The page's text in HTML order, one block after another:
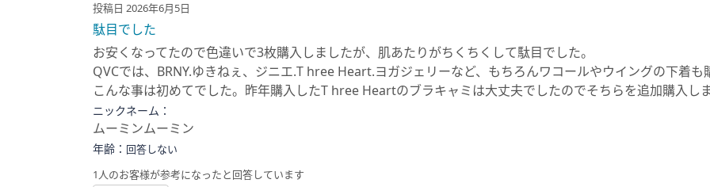
投稿日 2026年6月5日
駄目でした
お安くなってたので色違いで3枚購入しましたが、肌あたりがちくちくして駄目でした。
QVCでは、BRNY.ゆきねぇ、ジニエ.T hree Heart.ヨガジェリーなど、もちろんワコールやウイングの下着
こんな事は初めてでした。昨年購入したT hree Heartのブラキャミは大丈夫でしたのでそちらを追加購入し
ニックネーム：
ムーミンムーミン
年齢： 回答しない
1人のお客様が参考になったと回答しています